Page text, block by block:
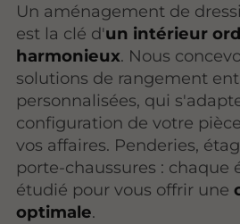
Un aménagement de
est la clé d'un intérieur
harmonieux. Nous
solutions de rangement
personnalisées, qui
configuration de votre
vos affaires. Penderies,
porte-chaussures : chaque
étudié pour vous offrir une
optimale.